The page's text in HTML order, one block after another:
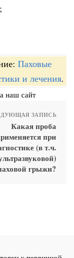
Паховые
и лечения.
наш сайт
ЗАПИСЬ
Какая проба
при
(в т.ч.
грыжи?